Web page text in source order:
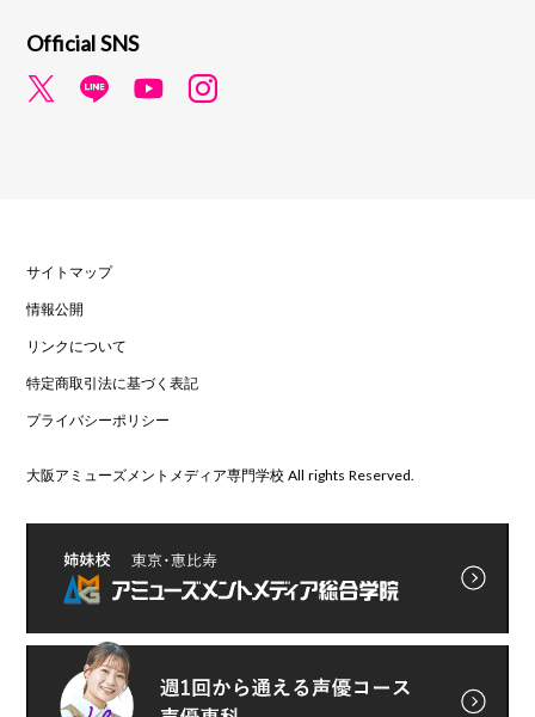
Official SNS
サイトマップ
情報公開
リンクについて
特定商取引法に基づく表記
プライバシーポリシー
大阪アミューズメントメディア専門学校 All rights Reserved.